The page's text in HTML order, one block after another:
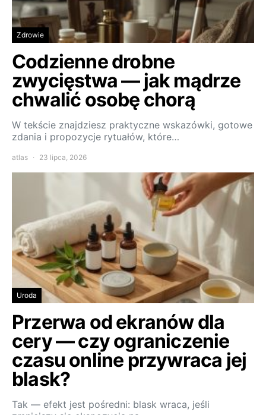
Zdrowie
Codzienne drobne
zwycięstwa — jak mądrze
chwalić osobę chorą
W tekście znajdziesz praktyczne wskazówki, gotowe
zdania i propozycje rytuałów, które…
atlas 23 lipca, 2026
Uroda
Przerwa od ekranów dla
cery — czy ograniczenie
czasu online przywraca jej
blask?
Tak — efekt jest pośredni: blask wraca, jeśli